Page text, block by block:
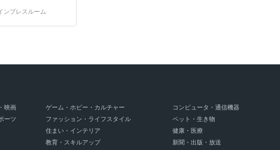
人投資家
IR
ンプレスルーム
映画 ゲーム・ホビー・カルチャー コンピュータ・通信機器
ーツ
ファッション・ライフスタイル ペット・生き物
住まい・インテリア 健康・医療
教育・スキルアップ 新聞・出版・放送